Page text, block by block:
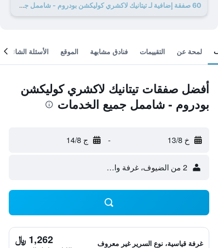
60 صفقة إضافية لـ تيتانيك لاكشري كوليكشن بودروم - شاممل جميع الخدمات
لمحة عن التقييمات فنادق مشابهة الموقع الأسئلة الشائعة
أفضل صفقات تيتانيك لاكشري كوليكشن
بودروم - شاممل جميع الخدمات
خ 13/8 - ج 14/8
2 من الضيوف، غرفة واحدة
غرفة قياسية، نوع السرير غير معروف 1,262 ﷼